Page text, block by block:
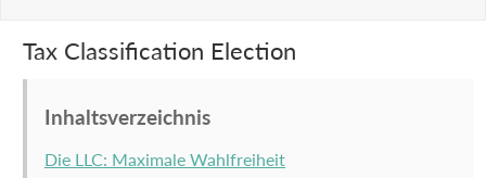
Tax Classification Election
Inhaltsverzeichnis
Die LLC: Maximale Wahlfreiheit